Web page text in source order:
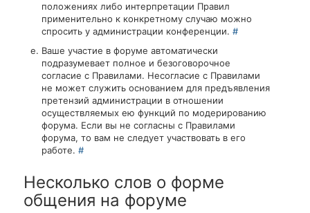
положениях либо интерпретации Правил
применительно к конкретному случаю можно
спросить у администрации конференции. #
Ваше участие в форуме автоматически
подразумевает полное и безоговорочное
согласие с Правилами. Несогласие с Правилами
не может служить основанием для предъявления
претензий администрации в отношении
осуществляемых ею функций по модерированию
форума. Если вы не согласны с Правилами
форума, то вам не следует участвовать в его
работе. #
Несколько слов о форме
общения на форуме